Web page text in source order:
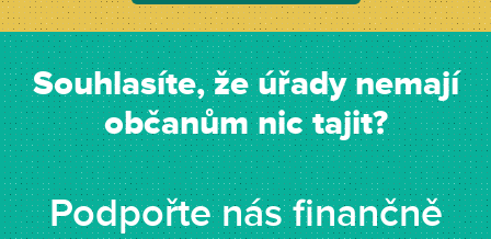
Souhlasíte, že úřady nemají
občanům nic tajit?
Podpořte nás finančně